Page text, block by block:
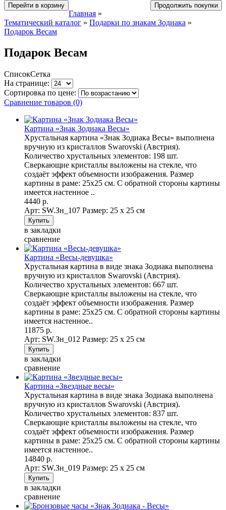
Перейти в корзину Продолжить покупки
Главная »
Тематический каталог » Подарки по знакам Зодиака »
Подарок Весам
Подарок Весам
СписокСетка
На странице:
Сортировка по цене:
Сравнение товаров (0)
Картина «Знак Зодиака Весы»
Хрустальная картина «Знак Зодиака Весы» выполнена
вручную из кристаллов Swarovski (Австрия).
Количество хрустальных элементов: 198 шт.
Сверкающие кристаллы выложены на стекле, что
создаёт эффект объемности изображения. Размер
картины в раме: 25х25 см. С обратной стороны картины
имеется настенное ..
4440 р.
Арт: SW.Зн_107 Размер: 25 х 25 см
в закладки
сравнение
Картина «Весы-девушка»
Хрустальная картина в виде знака Зодиака выполнена
вручную из кристаллов Swarovski (Австрия).
Количество хрустальных элементов: 667 шт.
Сверкающие кристаллы выложены на стекле, что
создаёт эффект объемности изображения. Размер
картины в раме: 25х25 см. С обратной стороны картины
имеется настенное..
11875 р.
Арт: SW.Зн_012 Размер: 25 х 25 см
в закладки
сравнение
Картина «Звездные весы»
Хрустальная картина в виде знака Зодиака выполнена
вручную из кристаллов Swarovski (Австрия).
Количество хрустальных элементов: 837 шт.
Сверкающие кристаллы выложены на стекле, что
создаёт эффект объемности изображения. Размер
картины в раме: 25х25 см. С обратной стороны картины
имеется настенное..
14840 р.
Арт: SW.Зн_019 Размер: 25 х 25 см
в закладки
сравнение